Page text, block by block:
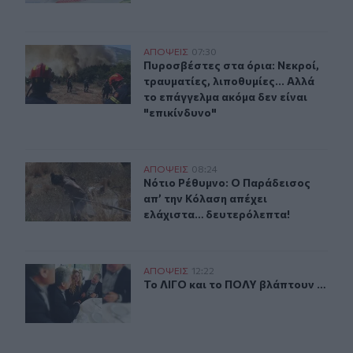
Πυροσβέστες στα όρια: Νεκροί, τραυματίες,
ΑΠΟΨΕΙΣ 07:30
Πυροσβέστες στα όρια: Νεκροί,
Πυροσβέστες στα όρια: Νεκροί,
τραυματίες, λιποθυμίες... Αλλά
το επάγγελμα ακόμα δεν είναι
"επικίνδυνο"
Νότιο Ρέθυμνο: Ο Παράδεισος απ’ την Κόλαση απέχει
ΑΠΟΨΕΙΣ 08:24
Νότιο Ρέθυμνο: Ο Παράδεισος απ’
Νότιο Ρέθυμνο: Ο Παράδεισος
απ’ την Κόλαση απέχει
ελάχιστα… δευτερόλεπτα!
Το ΛΙΓΟ και το ΠΟΛΥ βλάπτουν …
ΑΠΟΨΕΙΣ 12:22
Το ΛΙΓΟ και το ΠΟΛΥ βλάπτουν …
Το ΛΙΓΟ και το ΠΟΛΥ βλάπτουν …